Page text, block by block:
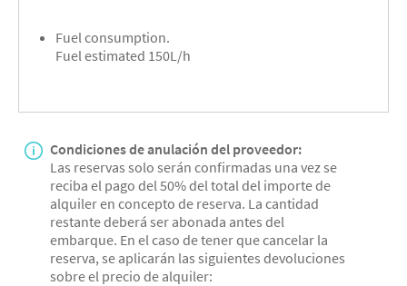
Fuel consumption.
Fuel estimated 150L/h
Condiciones de anulación del proveedor:
Las reservas solo serán confirmadas una vez se
reciba el pago del 50% del total del importe de
alquiler en concepto de reserva. La cantidad
restante deberá ser abonada antes del
embarque. En el caso de tener que cancelar la
reserva, se aplicarán las siguientes devoluciones
sobre el precio de alquiler: